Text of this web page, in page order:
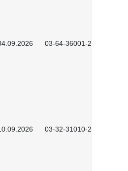
03-64-36001-2602
03-32-31010-2606